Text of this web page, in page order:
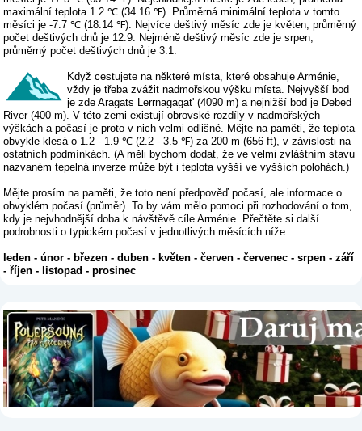
maximální teplota 1.2 ℃ (34.16 ℉). Průměrná minimální teplota v tomto
měsíci je -7.7 ℃ (18.14 ℉). Nejvíce deštivý měsíc zde je květen, průměrný
počet deštivých dnů je 12.9. Nejméně deštivý měsíc zde je srpen,
průměrný počet deštivých dnů je 3.1.
Když cestujete na některé místa, které obsahuje Arménie,
vždy je třeba zvážit nadmořskou výšku místa. Nejvyšší bod
je zde Aragats Lerrnagagat' (4090 m) a nejnižší bod je Debed
River (400 m). V této zemi existují obrovské rozdíly v nadmořských
výškách a počasí je proto v nich velmi odlišné. Mějte na paměti, že teplota
obvykle klesá o 1.2 - 1.9 ℃ (2.2 - 3.5 ℉) za 200 m (656 ft), v závislosti na
ostatních podmínkách. (A měli bychom dodat, že ve velmi zvláštním stavu
nazvaném tepelná inverze může být i teplota vyšší ve vyšších polohách.)
Mějte prosím na paměti, že toto není předpověď počasí, ale informace o
obvyklém počasí (průměr). To by vám mělo pomoci při rozhodování o tom,
kdy je nejvhodnější doba k návštěvě cíle Arménie. Přečtěte si další
podrobnosti o typickém počasí v jednotlivých měsících níže:
leden -únor -březen -duben -květen -červen -červenec -srpen -září
-říjen -listopad -prosinec